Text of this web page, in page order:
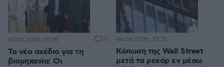
Το νέο σχέδιο για τη
βιομηχανία: Οι
07.08.2026, 07:19 6
Κόπωση της Wall Street
μετά τα ρεκόρ εν μέσω
06.08.2026, 23:21